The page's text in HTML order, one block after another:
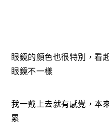
眼鏡的顏色也很特別，看
眼鏡不一樣
我一戴上去就有感覺，本
累